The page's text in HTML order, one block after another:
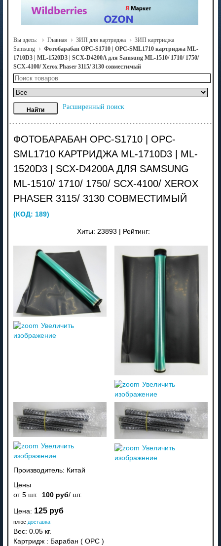
Вы здесь: Главная ЗИП для картриджа
ЗИП картриджа
Samsung
Фотобарабан OPC-S1710 | OPC-SML1710 картриджа ML-
1710D3 | ML-1520D3 | SCX-D4200A для Samsung ML-1510/ 1710/ 1750/
SCX-4100/ Xerox Phaser 3115/ 3130 совместимый
Расширенный поиск
ФОТОБАРАБАН OPC-S1710 | OPC-
SML1710 КАРТРИДЖА ML-1710D3 | ML-
1520D3 | SCX-D4200A ДЛЯ SAMSUNG
ML-1510/ 1710/ 1750/ SCX-4100/ XEROX
PHASER 3115/ 3130 СОВМЕСТИМЫЙ
(КОД: 189)
Хиты: 23893 Рейтинг:
Увеличить
изображение
Увеличить
изображение
Увеличить
изображение
Увеличить
изображение
Производитель: Китай
Цены
от 5 шт.
100 руб/ шт.
Цена: 125 руб
плюс доставка
Вес: 0.05 кг.
Картридж: Барабан ( OPC )